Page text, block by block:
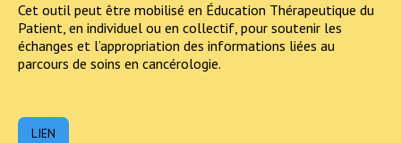
Cet outil peut être mobilisé en Éducation Thérapeutique du
Patient, en individuel ou en collectif, pour soutenir les
échanges et l’appropriation des informations liées au
parcours de soins en cancérologie.
LIEN